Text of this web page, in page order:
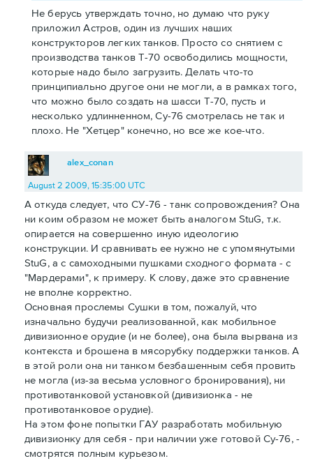
Не берусь утверждать точно, но думаю что руку
приложил Астров, один из лучших наших
конструкторов легких танков. Просто со снятием с
производства танков Т-70 освободились мощности,
которые надо было загрузить. Делать что-то
принципиально другое они не могли, а в рамках того,
что можно было создать на шасси Т-70, пусть и
несколько удлинненном, Су-76 смотрелась не так и
плохо. Не "Хетцер" конечно, но все же кое-что.
alex_conan
August 2 2009, 15:35:00 UTC
А откуда следует, что СУ-76 - танк сопровождения? Она
ни коим образом не может быть аналогом StuG, т.к.
опирается на совершенно иную идеологию
конструкции. И сравнивать ее нужно не с упомянутыми
StuG, а с самоходными пушками сходного формата - с
"Мардерами", к примеру. К слову, даже это сравнение
не вполне корректно.
Основная прослемы Сушки в том, пожалуй, что
изначально будучи реализованной, как мобильное
дивизионное орудие (и не более), она была вырвана из
контекста и брошена в мясорубку поддержки танков. А
в этой роли она ни танком безбашенным себя провить
не могла (из-за весьма условного бронирования), ни
противотанковой установкой (дивизионка - не
противотанковое орудие).
На этом фоне попытки ГАУ разработать мобильную
дивизионку для себя - при наличии уже готовой Су-76, -
смотрятся полным курьезом.